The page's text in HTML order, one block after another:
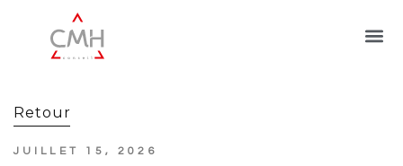
Retour
JUILLET 15, 2026